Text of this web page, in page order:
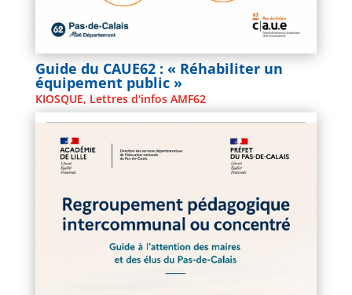
Guide du CAUE62 : « Réhabiliter un
équipement public »
KIOSQUE, Lettres d'infos AMF62